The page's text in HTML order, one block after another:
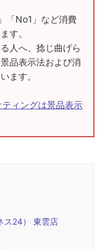
「No1」など消費
す。
人へ、捻じ曲げら
品表示法および消
ます。
ィングは景品表示
ス24） 東雲店